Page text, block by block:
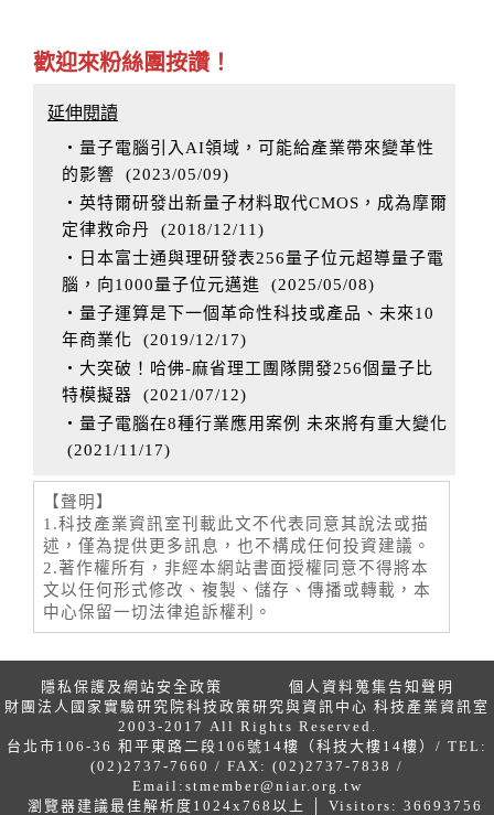
歡迎來粉絲團按讚！
延伸閱讀
‧量子電腦引入AI領域，可能給產業帶來變革性
的影響 (2023/05/09)
‧英特爾研發出新量子材料取代CMOS，成為摩爾
定律救命丹 (2018/12/11 )
‧日本富士通與理研發表256量子位元超導量子電
腦，向1000量子位元邁進 (2025/05/08)
‧量子運算是下一個革命性科技或產品、未來10
年商業化 (2019/12/17)
‧大突破！哈佛-麻省理工團隊開發256個量子比
特模擬器 (2021/07/12)
‧量子電腦在8種行業應用案例 未來將有重大變化
(2021/11/17)
【聲明】
1.科技產業資訊室刊載此文不代表同意其說法或描
述，僅為提供更多訊息，也不構成任何投資建議。
2.著作權所有，非經本網站書面授權同意不得將本
文以任何形式修改、複製、儲存、傳播或轉載，本
中心保留一切法律追訴權利。
隱私保護及網站安全政策
個人資料蒐集告知聲明
財團法人國家實驗研究院科技政策研究與資訊中心 科技產業資訊室
2003-2017 All Rights Reserved.
台北市106-36 和平東路二段106號14樓（科技大樓14樓）/ TEL:
(02)2737-7660 / FAX: (02)2737-7838 /
Email: stmember@niar.org.tw
瀏覽器建議最佳解析度1024x768以上 │ Visitors: 36693756